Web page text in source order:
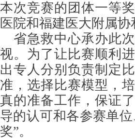
本次竞赛的团体一等
医院和福建医大附属
省急救中心承办此
视。为了让比赛顺利
出专人分别负责制定
准，选择比赛模型，
真的准备工作，保证
导的认可和各参赛单
奖”。